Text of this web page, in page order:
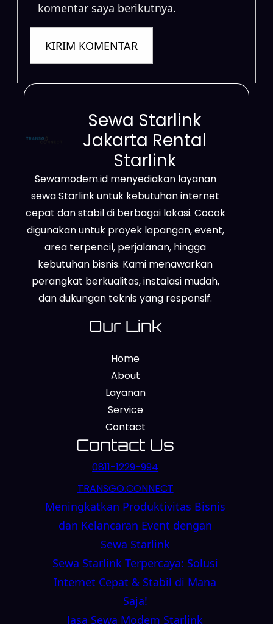
komentar saya berikutnya.
Sewa Starlink
Jakarta Rental
Starlink
Sewamodem.id menyediakan layanan
sewa Starlink untuk kebutuhan internet
cepat dan stabil di berbagai lokasi. Cocok
digunakan untuk proyek lapangan, event,
area terpencil, perjalanan, hingga
kebutuhan bisnis. Kami menawarkan
perangkat berkualitas, instalasi mudah,
dan dukungan teknis yang responsif.
Our Link
Home
About
Layanan
Service
Contact
Contact Us
0811-1229-994
TRANSGO.CONNECT
Meningkatkan Produktivitas Bisnis
dan Kelancaran Event dengan
Sewa Starlink
Sewa Starlink Terpercaya: Solusi
Internet Cepat & Stabil di Mana
Saja!
Jasa Sewa Modem Starlink